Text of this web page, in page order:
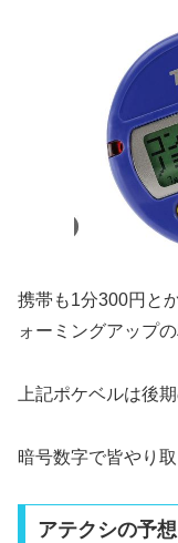
携帯も1分300円と
ォーミングアップの
上記ポケベルは後
暗号数字で皆やり
アテクシの予想